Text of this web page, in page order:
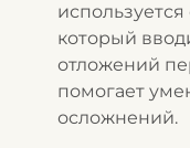
который
отложений
помогает
осложнений.